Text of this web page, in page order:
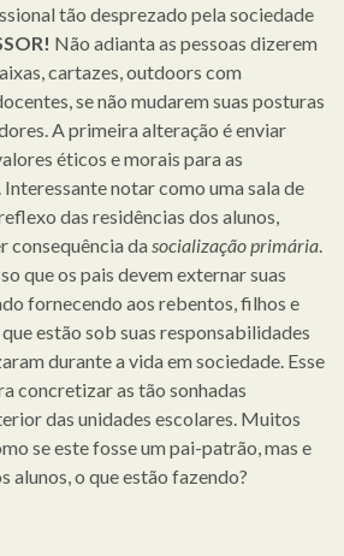
tão desprezado pela sociedade
Não adianta as pessoas dizerem
cartazes, outdoors com
se não mudarem suas posturas
A primeira alteração é enviar
éticos e morais para as
notar como uma sala de
das residências dos alunos,
consequência da socialização primária
que os pais devem externar suas
fornecendo aos rebentos, filhos e
estão sob suas responsabilidades
durante a vida em sociedade. Esse
concretizar as tão sonhadas
das unidades escolares. Muitos
se este fosse um pai-patrão, mas e
alunos, o que estão fazendo?